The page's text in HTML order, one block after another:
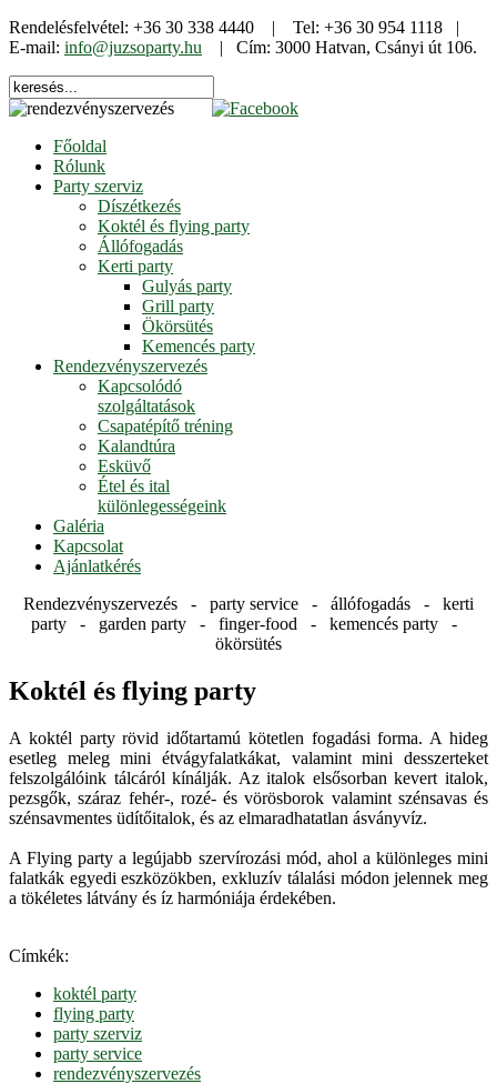
Rendelésfelvétel: +36 30 338 4440 | Tel: +36 30 954 1118 |
E-mail: info@juzsoparty.hu | Cím: 3000 Hatvan, Csányi út 106.
Főoldal
Rólunk
Party szerviz
Díszétkezés
Koktél és flying party
Állófogadás
Kerti party
Gulyás party
Grill party
Ökörsütés
Kemencés party
Rendezvényszervezés
Kapcsolódó
szolgáltatások
Csapatépítő tréning
Kalandtúra
Esküvő
Étel és ital
különlegességeink
Galéria
Kapcsolat
Ajánlatkérés
Rendezvényszervezés - party service - állófogadás - kerti
party - garden party - finger-food - kemencés party -
ökörsütés
Koktél és flying party
A koktél party rövid időtartamú kötetlen fogadási forma. A hideg
esetleg meleg mini étvágyfalatkákat, valamint mini desszerteket
felszolgálóink tálcáról kínálják. Az italok elsősorban kevert italok,
pezsgők, száraz fehér-, rozé- és vörösborok valamint szénsavas és
szénsavmentes üdítőitalok, és az elmaradhatatlan ásványvíz.
A Flying party a legújabb szervírozási mód, ahol a különleges mini
falatkák egyedi eszközökben, exkluzív tálalási módon jelennek meg
a tökéletes látvány és íz harmóniája érdekében.
Címkék:
koktél party
flying party
party szerviz
party service
rendezvényszervezés